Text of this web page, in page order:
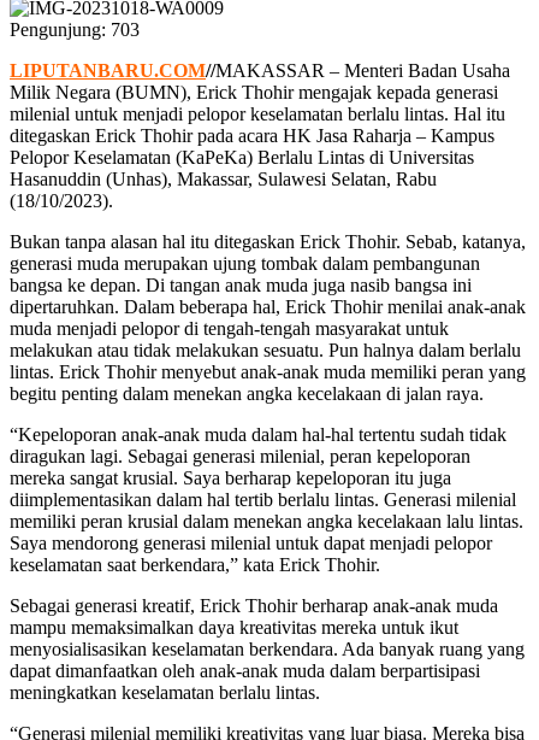
Pengunjung: 703
LIPUTANBARU.COM//MAKASSAR – Menteri Badan Usaha
Milik Negara (BUMN), Erick Thohir mengajak kepada generasi
milenial untuk menjadi pelopor keselamatan berlalu lintas. Hal itu
ditegaskan Erick Thohir pada acara HK Jasa Raharja – Kampus
Pelopor Keselamatan (KaPeKa) Berlalu Lintas di Universitas
Hasanuddin (Unhas), Makassar, Sulawesi Selatan, Rabu
(18/10/2023).
Bukan tanpa alasan hal itu ditegaskan Erick Thohir. Sebab, katanya,
generasi muda merupakan ujung tombak dalam pembangunan
bangsa ke depan. Di tangan anak muda juga nasib bangsa ini
dipertaruhkan. Dalam beberapa hal, Erick Thohir menilai anak-anak
muda menjadi pelopor di tengah-tengah masyarakat untuk
melakukan atau tidak melakukan sesuatu. Pun halnya dalam berlalu
lintas. Erick Thohir menyebut anak-anak muda memiliki peran yang
begitu penting dalam menekan angka kecelakaan di jalan raya.
“Kepeloporan anak-anak muda dalam hal-hal tertentu sudah tidak
diragukan lagi. Sebagai generasi milenial, peran kepeloporan
mereka sangat krusial. Saya berharap kepeloporan itu juga
diimplementasikan dalam hal tertib berlalu lintas. Generasi milenial
memiliki peran krusial dalam menekan angka kecelakaan lalu lintas.
Saya mendorong generasi milenial untuk dapat menjadi pelopor
keselamatan saat berkendara,” kata Erick Thohir.
Sebagai generasi kreatif, Erick Thohir berharap anak-anak muda
mampu memaksimalkan daya kreativitas mereka untuk ikut
menyosialisasikan keselamatan berkendara. Ada banyak ruang yang
dapat dimanfaatkan oleh anak-anak muda dalam berpartisipasi
meningkatkan keselamatan berlalu lintas.
“Generasi milenial memiliki kreativitas yang luar biasa. Mereka bisa